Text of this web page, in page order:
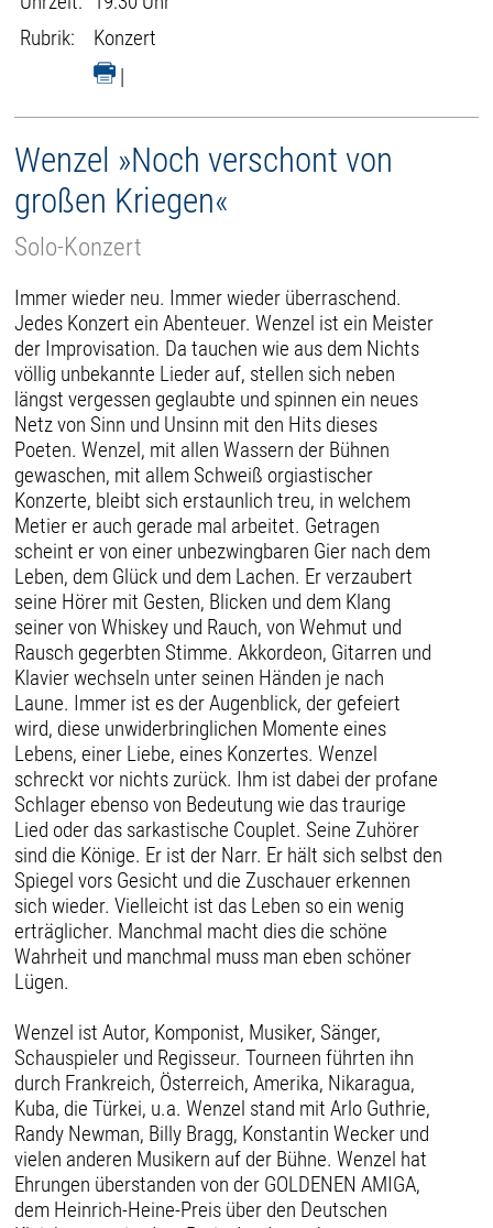
Rubrik:
Konzert
|
Wenzel »Noch verschont von
großen Kriegen«
Solo-Konzert
Immer wieder neu. Immer wieder überraschend.
Jedes Konzert ein Abenteuer. Wenzel ist ein Meister
der Improvisation. Da tauchen wie aus dem Nichts
völlig unbekannte Lieder auf, stellen sich neben
längst vergessen geglaubte und spinnen ein neues
Netz von Sinn und Unsinn mit den Hits dieses
Poeten. Wenzel, mit allen Wassern der Bühnen
gewaschen, mit allem Schweiß orgiastischer
Konzerte, bleibt sich erstaunlich treu, in welchem
Metier er auch gerade mal arbeitet. Getragen
scheint er von einer unbezwingbaren Gier nach dem
Leben, dem Glück und dem Lachen. Er verzaubert
seine Hörer mit Gesten, Blicken und dem Klang
seiner von Whiskey und Rauch, von Wehmut und
Rausch gegerbten Stimme. Akkordeon, Gitarren und
Klavier wechseln unter seinen Händen je nach
Laune. Immer ist es der Augenblick, der gefeiert
wird, diese unwiderbringlichen Momente eines
Lebens, einer Liebe, eines Konzertes. Wenzel
schreckt vor nichts zurück. Ihm ist dabei der profane
Schlager ebenso von Bedeutung wie das traurige
Lied oder das sarkastische Couplet. Seine Zuhörer
sind die Könige. Er ist der Narr. Er hält sich selbst den
Spiegel vors Gesicht und die Zuschauer erkennen
sich wieder. Vielleicht ist das Leben so ein wenig
erträglicher. Manchmal macht dies die schöne
Wahrheit und manchmal muss man eben schöner
Lügen.
Wenzel ist Autor, Komponist, Musiker, Sänger,
Schauspieler und Regisseur. Tourneen führten ihn
durch Frankreich, Österreich, Amerika, Nikaragua,
Kuba, die Türkei, u.a. Wenzel stand mit Arlo Guthrie,
Randy Newman, Billy Bragg, Konstantin Wecker und
vielen anderen Musikern auf der Bühne. Wenzel hat
Ehrungen überstanden von der GOLDENEN AMIGA,
dem Heinrich-Heine-Preis über den Deutschen